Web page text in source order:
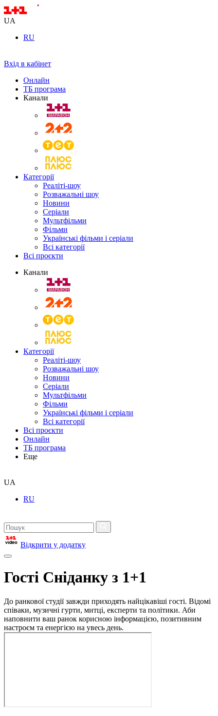
UA
RU
Вхід в кабінет
Онлайн
ТБ програма
Канали
Категорії
Реаліті-шоу
Розважальні шоу
Новини
Серіали
Мультфільми
Фільми
Українські фільми і серіали
Всі категорії
Всі проєкти
Канали
Категорії
Реаліті-шоу
Розважальні шоу
Новини
Серіали
Мультфільми
Фільми
Українські фільми і серіали
Всі категорії
Всі проєкти
Онлайн
ТБ програма
Еще
UA
RU
Відкрити у додатку
Гості Сніданку з 1+1
До ранкової студії завжди приходять найцікавіші гості. Відомі
співаки, музичні гурти, митці, експерти та політики. Аби
наповнити ваш ранок корисною інформацією, позитивним
настроєм та енергією на увесь день.